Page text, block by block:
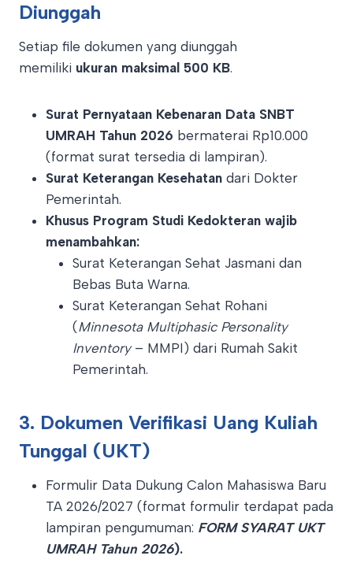
Diunggah
Setiap file dokumen yang diunggah
memiliki ukuran maksimal 500 KB.
Surat Pernyataan Kebenaran Data SNBT
UMRAH Tahun 2026 bermaterai Rp10.000
(format surat tersedia di lampiran).
Surat Keterangan Kesehatan dari Dokter
Pemerintah.
Khusus Program Studi Kedokteran wajib
menambahkan:
Surat Keterangan Sehat Jasmani dan
Bebas Buta Warna.
Surat Keterangan Sehat Rohani
(Minnesota Multiphasic Personality
Inventory– MMPI) dari Rumah Sakit
Pemerintah.
3. Dokumen Verifikasi Uang Kuliah
Tunggal (UKT)
Formulir Data Dukung Calon Mahasiswa Baru
TA 2026/2027 (format formulir terdapat pada
lampiran pengumuman: FORM SYARAT UKT
UMRAH Tahun 2026).